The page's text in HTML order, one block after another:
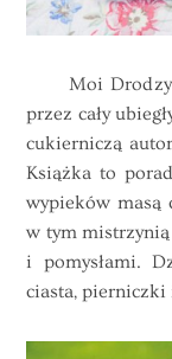
Moi Drodzy,
przez cały
cukierniczą
Książka to
wypieków
w tym
i pomysłami.
ciasta, pierniczki